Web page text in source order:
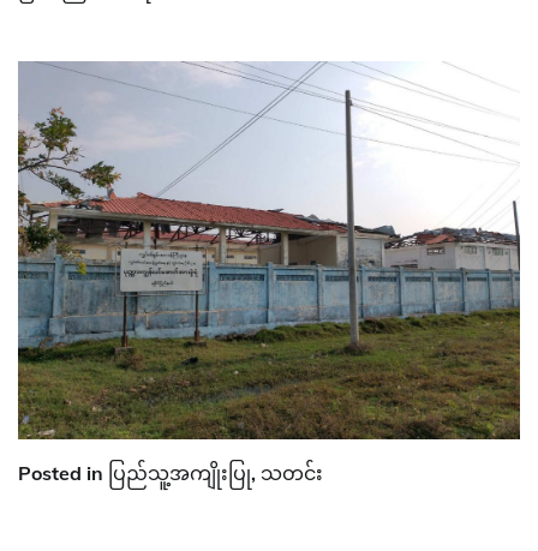
Posted in ပြည်သူ့အကျိုးပြု, သတင်း